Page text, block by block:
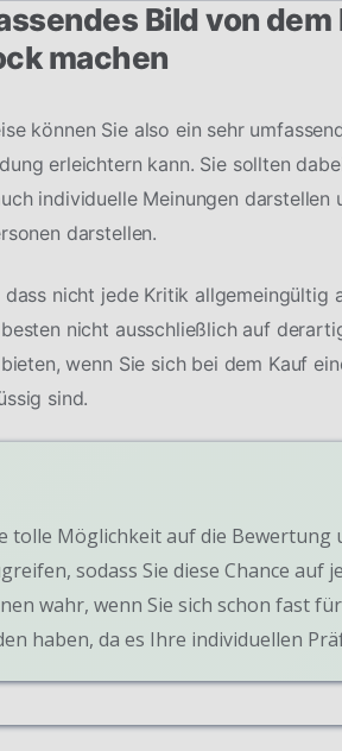
Bild von
machen
können Sie also ein sehr
erleichtern kann. Sie sollten
individuelle Meinungen
darstellen.
nicht jede Kritik allgemeingültig
nicht ausschließlich auf
wenn Sie sich bei dem Kauf
sind.
tolle Möglichkeit auf die
sodass Sie diese Chance auf
wahr, wenn Sie sich schon fast
haben, da es Ihre individuellen